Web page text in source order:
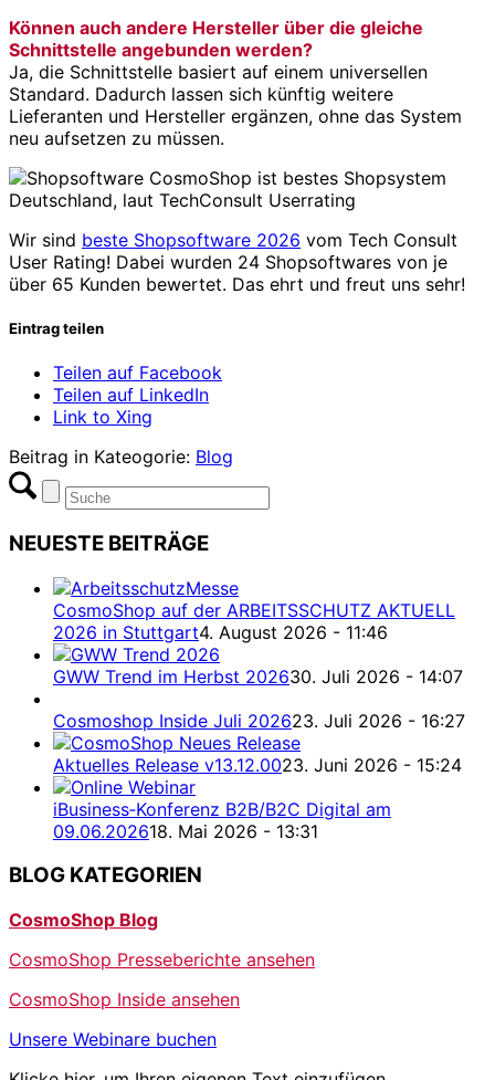
Können auch andere Hersteller über die gleiche
Schnittstelle angebunden werden?
Ja, die Schnittstelle basiert auf einem universellen
Standard. Dadurch lassen sich künftig weitere
Lieferanten und Hersteller ergänzen, ohne das System
neu aufsetzen zu müssen.
Wir sind beste Shopsoftware 2026 vom Tech Consult
User Rating! Dabei wurden 24 Shopsoftwares von je
über 65 Kunden bewertet. Das ehrt und freut uns sehr!
Eintrag teilen
Teilen auf Facebook
Teilen auf LinkedIn
Link to Xing
Beitrag in Kateogorie: Blog
NEUESTE BEITRÄGE
CosmoShop auf der ARBEITSSCHUTZ AKTUELL
2026 in Stuttgart4. August 2026 - 11:46
GWW Trend im Herbst 202630. Juli 2026 - 14:07
Cosmoshop Inside Juli 202623. Juli 2026 - 16:27
Aktuelles Release v13.12.0023. Juni 2026 - 15:24
iBusiness‑Konferenz B2B/B2C Digital am
09.06.202618. Mai 2026 - 13:31
BLOG KATEGORIEN
CosmoShop Blog
CosmoShop Presseberichte ansehen
CosmoShop Inside ansehen
Unsere Webinare buchen